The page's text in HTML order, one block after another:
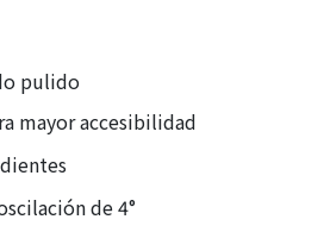
pulido
mayor accesibilidad
de 4°